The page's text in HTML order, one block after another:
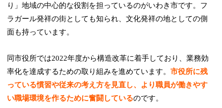
り」地域の中心的な役割を担っているのがいわき市です。フ
ラガール発祥の街としても知られ、文化発祥の地としての側
面も持っています。
同市役所では2022年度から構造改革に着手しており、業務効
率化を達成するための取り組みを進めています。市役所に残
っている慣習や従来の考え方を見直し、より職員が働きやす
い職場環境を作るために奮闘しているのです。